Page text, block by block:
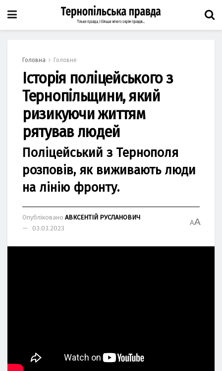
Головна Головне
Історія поліцейського з
Тернопільщини, який
ризикуючи життям
рятував людей
Поліцейський з Тернополя
розповів, як виживають люди
на лінію фронту.
Опубліковано АВКСЕНТІЙ РУСЛАНОВИЧ
03.03.2023
AA